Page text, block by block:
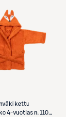
kettu
4-vuotias n. 110